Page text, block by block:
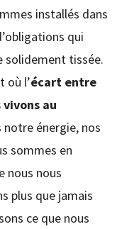
installés dans
qui
solidement tissée.
où l’écart entre
au
notre énergie, nos
sommes en
nous nous
plus que jamais
ce que nous